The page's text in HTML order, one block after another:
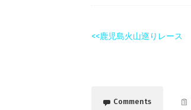
<<鹿児島火山巡りレース
Comments